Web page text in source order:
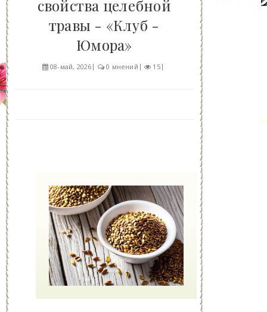
свойства целебной
травы - «Клуб -
Юмора»
08-май, 2026 0 мнений 15